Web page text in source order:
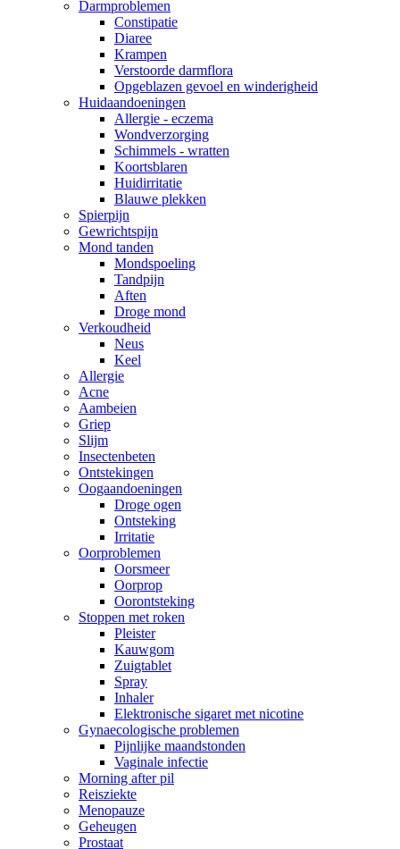
Darmproblemen
Constipatie
Diaree
Krampen
Verstoorde darmflora
Opgeblazen gevoel en winderigheid
Huidaandoeningen
Allergie - eczema
Wondverzorging
Schimmels - wratten
Koortsblaren
Huidirritatie
Blauwe plekken
Spierpijn
Gewrichtspijn
Mond tanden
Mondspoeling
Tandpijn
Aften
Droge mond
Verkoudheid
Neus
Keel
Allergie
Acne
Aambeien
Griep
Slijm
Insectenbeten
Ontstekingen
Oogaandoeningen
Droge ogen
Ontsteking
Irritatie
Oorproblemen
Oorsmeer
Oorprop
Oorontsteking
Stoppen met roken
Pleister
Kauwgom
Zuigtablet
Spray
Inhaler
Elektronische sigaret met nicotine
Gynaecologische problemen
Pijnlijke maandstonden
Vaginale infectie
Morning after pil
Reisziekte
Menopauze
Geheugen
Prostaat